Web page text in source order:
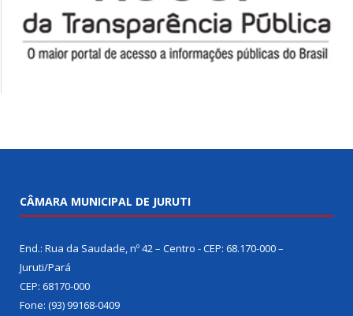
CÂMARA MUNICIPAL DE JURUTI
End.: Rua da Saudade, nº 42 – Centro - CEP: 68.170-000 –
Juruti/Pará
CEP: 68170-000
Fone: (93) 99168-0409